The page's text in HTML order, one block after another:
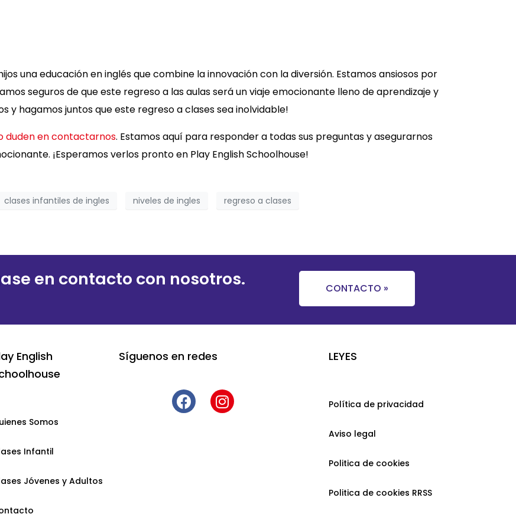
una educación en inglés que combine la innovación con la diversión. Estamos ansiosos por
seguros de que este regreso a las aulas será un viaje emocionante lleno de aprendizaje y
y hagamos juntos que este regreso a clases sea inolvidable!
duden en contactarnos. Estamos aquí para responder a todas sus preguntas y asegurarnos
¡Esperamos verlos pronto en Play English Schoolhouse!
clases infantiles de ingles niveles de ingles regreso a clases
en contacto con nosotros. CONTACTO »
English
Somos
Infantil
Jóvenes y Adultos
Síguenos en redes LEYES
Política de privacidad
Aviso legal
Politica de cookies
Politica de cookies RRSS